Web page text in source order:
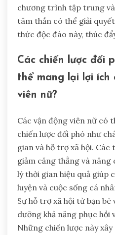
chương trình tập trung
tâm thần có thể giải
thức độc đáo này, thúc
Các chiến lược đối
thể mang lại lợi ích
viên nữ?
Các vận động viên nữ có
chiến lược đối phó như
gian và hỗ trợ xã hội. Các
giảm căng thẳng và
lý thời gian hiệu quả giúp
luyện và cuộc sống cá
Sự hỗ trợ xã hội từ bạn bè
dưỡng khả năng phục hồi
Những chiến lược này